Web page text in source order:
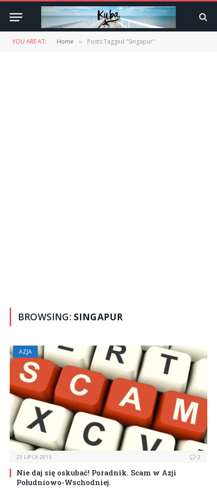
YOU ARE AT: Home » Posts Tagged "Singapur"
BROWSING: SINGAPUR
AZJA
23 LIPCA 2015 2
Nie daj się oskubać! Poradnik. Scam w Azji
Południowo-Wschodniej.